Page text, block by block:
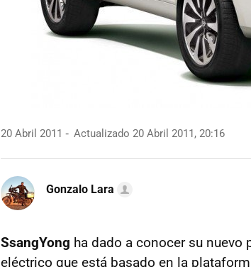
20 Abril 2011 Actualizado 20 Abril 2011, 20:16
Gonzalo Lara
SsangYong ha dado a conocer su nuevo
eléctrico que está basado en la